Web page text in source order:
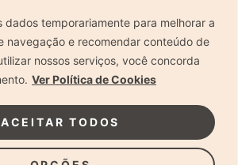
dados temporariamente para melhorar a
navegação e recomendar conteúdo de
nossos serviços, você concorda
Ver Política de Cookies
ACEITAR TODOS
419 – Pinheiros, São Paulo –
130 – Telefone: (11) 94494-1818
Clique Aquie acesse nossa
de Privacidade.